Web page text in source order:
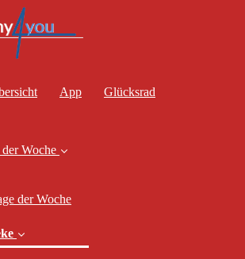
App Glücksrad
Woche
der Woche